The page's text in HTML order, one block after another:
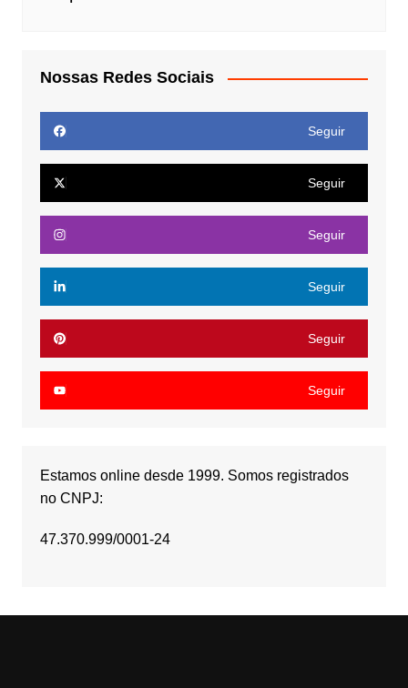
Nossas Redes Sociais
Seguir
Seguir
Seguir
Seguir
Seguir
Seguir
Estamos online desde 1999. Somos registrados
no CNPJ:
47.370.999/0001-24